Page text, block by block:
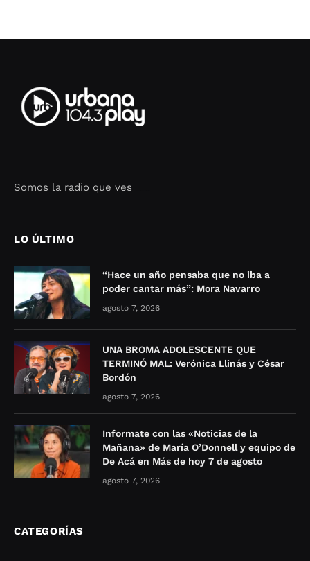
Somos la radio que ves
LO ÚLTIMO
“Hace un año pensaba que no iba a
poder cantar más”: Mora Navarro
agosto 7, 2026
UNA BROMA ADOLESCENTE QUE
TERMINÓ MAL: Verónica Llinás y César
Bordón
agosto 7, 2026
Informate con las «Noticias de la
Mañana» de María O’Donnell y equipo de
De Acá en Más de hoy 7 de agosto
agosto 7, 2026
CATEGORÍAS